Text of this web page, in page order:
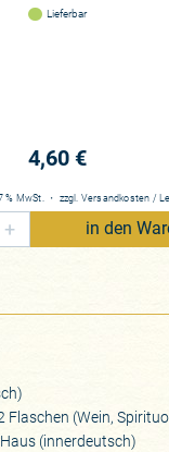
Lieferbar
4,60 €
% MwSt.・ zzgl. Versandkosten /
+ in den
Flaschen (Wein,
(innerdeutsch)